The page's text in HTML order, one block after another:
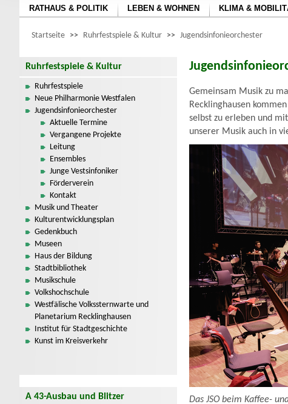
RATHAUS & POLITIK LEBEN & WOHNEN KLIMA &
Startseite >> Ruhrfestspiele & Kultur >> Jugendsinfonieorchester
Ruhrfestspiele & Kultur
Ruhrfestspiele
Neue Philharmonie Westfalen
Jugendsinfonieorchester
Aktuelle Termine
Vergangene Projekte
Leitung
Ensembles
Junge Vestsinfoniker
Förderverein
Kontakt
Musik und Theater
Kulturentwicklungsplan
Gedenkbuch
Museen
Haus der Bildung
Stadtbibliothek
Musikschule
Volkshochschule
Westfälische Volkssternwarte und
Planetarium Recklinghausen
Institut für Stadtgeschichte
Kunst im Kreisverkehr
A 43-Ausbau und Blitzer
Gemeinsam Musik zu
Recklinghausen
selbst zu erleben und
unserer Musik auch in
Das JSO beim Kaffee-